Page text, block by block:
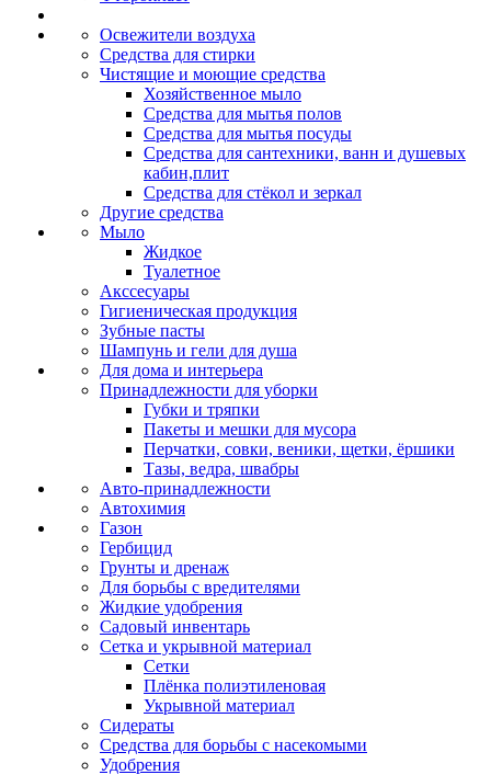
Освежители воздуха
Средства для стирки
Чистящие и моющие средства
Хозяйственное мыло
Средства для мытья полов
Средства для мытья посуды
Средства для сантехники, ванн и душевых
кабин,плит
Средства для стёкол и зеркал
Другие средства
Мыло
Жидкое
Туалетное
Акссесуары
Гигиеническая продукция
Зубные пасты
Шампунь и гели для душа
Для дома и интерьера
Принадлежности для уборки
Губки и тряпки
Пакеты и мешки для мусора
Перчатки, совки, веники, щетки, ёршики
Тазы, ведра, швабры
Авто-принадлежности
Автохимия
Газон
Гербицид
Грунты и дренаж
Для борьбы с вредителями
Жидкие удобрения
Садовый инвентарь
Сетка и укрывной материал
Сетки
Плёнка полиэтиленовая
Укрывной материал
Сидераты
Средства для борьбы с насекомыми
Удобрения